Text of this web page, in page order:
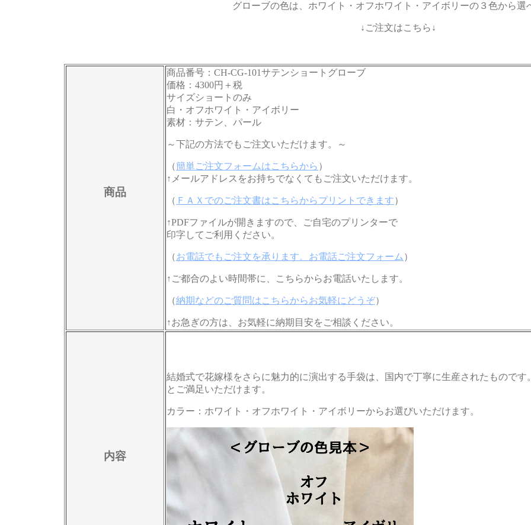
グローブの色は、ホワイト・オフホワイト・アイボリーの３色から選
↓ご注文はこちら↓
商品
商品番号：CH-CG-101サテンショートグローブ
価格：4300円＋税
サイズショートのみ
白・オフホワイト・アイボリー
素材：サテン、パール
～下記の方法でもご注文いただけます。～
（簡単ご注文フォームはこちらから ）
↑メールアドレスをお持ちでなくてもご注文いただけます。
（ ＦＡＸでのご注文書はこちらからプリントできます）
↑PDFファイルが開きますので、ご自宅のプリンターで
印字してご利用ください。
（お電話でもご注文を承ります。お電話ご注文フォーム ）
↑ご都合のよい時間帯に、こちらからお電話いたします。
（納期などのご質問はこちらからお気軽にどうぞ）
↑お急ぎの方は、お気軽に納期目安をご相談ください。
内容
結婚式で花嫁様をさらに魅力的に演出する手袋は、国内で丁寧に生産されたもので
とご満足いただけます。
カラー：ホワイト・オフホワイト・アイボリーからお選びいただけます。